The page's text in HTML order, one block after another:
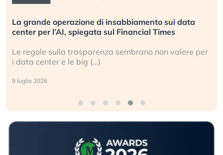
La grande operazione di insabbiamento sui data
center per l’AI, spiegata sul Financial Times
Le regole sulla trasparenza sembrano non valere per
i data center e le big (…)
9 luglio 2026